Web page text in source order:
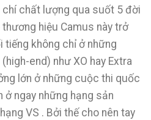
chất lượng qua suốt 5 đời
hiệu Camus này trở
tiếng không chỉ ở những
end) như XO hay Extra
lớn ở những cuộc thi quốc
ở ngay những hạng sản
VS . Bởi thế cho nên tay